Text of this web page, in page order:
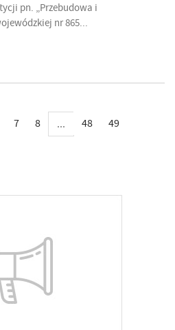
pn. „Przebudowa i
nr 865...
7 8 ... 48 49